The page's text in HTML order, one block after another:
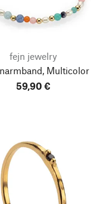
fejn jewelry
Multicolor
59,90 €